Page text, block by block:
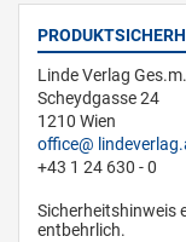
Linde Verlag
Scheydgasse 24
1210 Wien
office
+43 1 24 630 - 0
Sicherheitshinweis
entbehrlich.